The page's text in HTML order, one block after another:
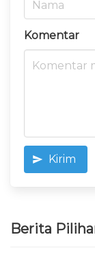
Komentar
Kirim
Berita